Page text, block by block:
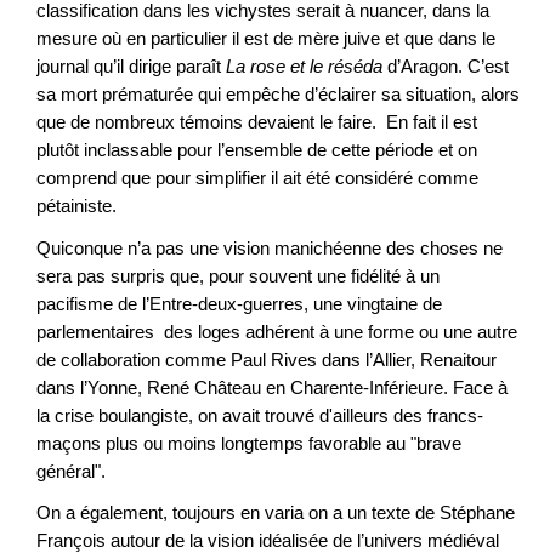
classification dans les vichystes serait à nuancer, dans la
mesure où en particulier il est de mère juive et que dans le
journal qu’il dirige paraît La rose et le réséda d’Aragon. C’est
sa mort prématurée qui empêche d’éclairer sa situation, alors
que de nombreux témoins devaient le faire. En fait il est
plutôt inclassable pour l’ensemble de cette période et on
comprend que pour simplifier il ait été considéré comme
pétainiste.
Quiconque n’a pas une vision manichéenne des choses ne
sera pas surpris que, pour souvent une fidélité à un
pacifisme de l’Entre-deux-guerres, une vingtaine de
parlementaires des loges adhérent à une forme ou une autre
de collaboration comme Paul Rives dans l’Allier, Renaitour
dans l’Yonne, René Château en Charente-Inférieure. Face à
la crise boulangiste, on avait trouvé d'ailleurs des francs-
maçons plus ou moins longtemps favorable au "brave
général".
On a également, toujours en varia on a un texte de Stéphane
François autour de la vision idéalisée de l’univers médiéval